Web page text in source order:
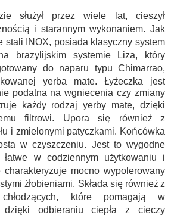
służył przez wiele lat, cieszył
i starannym wykonaniem. Jak
stali INOX, posiada klasyczny system
brazylijskim systemie Liza, który
do naparu typu Chimarrao,
yerba mate. Łyżeczka jest
podatna na wgniecenia czy zmiany
każdy rodzaj yerby mate, dzięki
filtrowi. Upora się również z
i zmielonymi patyczkami. Końcówka
w czyszczeniu. Jest to wygodne
łatwe w codziennym użytkowaniu i
mocno wypolerowany
żłobieniami. Składa się również z
które pomagają w
dzięki odbieraniu ciepła z cieczy